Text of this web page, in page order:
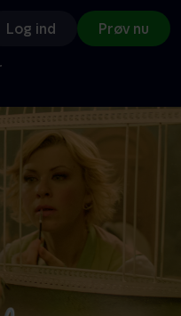
Log ind Prøv nu